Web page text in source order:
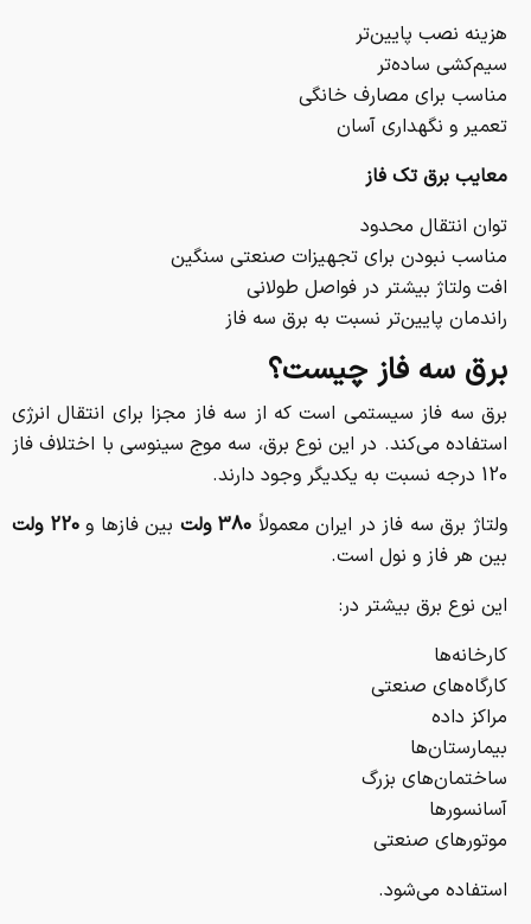
هزینه نصب پایین‌تر
سیم‌کشی ساده‌تر
مناسب برای مصارف خانگی
تعمیر و نگهداری آسان
معایب برق تک فاز
توان انتقال محدود
مناسب نبودن برای تجهیزات صنعتی سنگین
افت ولتاژ بیشتر در فواصل طولانی
راندمان پایین‌تر نسبت به برق سه فاز
برق سه فاز چیست؟
برق سه فاز سیستمی است که از سه فاز مجزا برای انتقال انرژی
استفاده می‌کند. در این نوع برق، سه موج سینوسی با اختلاف فاز
120 درجه نسبت به یکدیگر وجود دارند.
ولتاژ برق سه فاز در ایران معمولاً 380 ولت بین فازها و220 ولت
بین هر فاز و نول است.
این نوع برق بیشتر در:
کارخانه‌ها
کارگاه‌های صنعتی
مراکز داده
بیمارستان‌ها
ساختمان‌های بزرگ
آسانسورها
موتورهای صنعتی
استفاده می‌شود.